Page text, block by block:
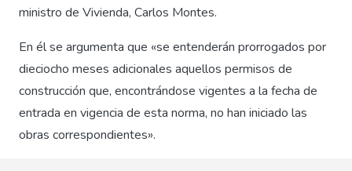
ministro de Vivienda, Carlos Montes.
En él se argumenta que «se entenderán prorrogados por
dieciocho meses adicionales aquellos permisos de
construcción que, encontrándose vigentes a la fecha de
entrada en vigencia de esta norma, no han iniciado las
obras correspondientes».